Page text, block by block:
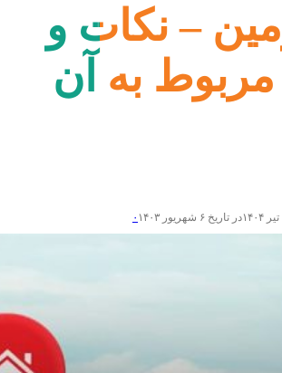
– نکات و
مربوط به آن
در تاریخ ۶ شهریور ۱۴۰۳ ۰